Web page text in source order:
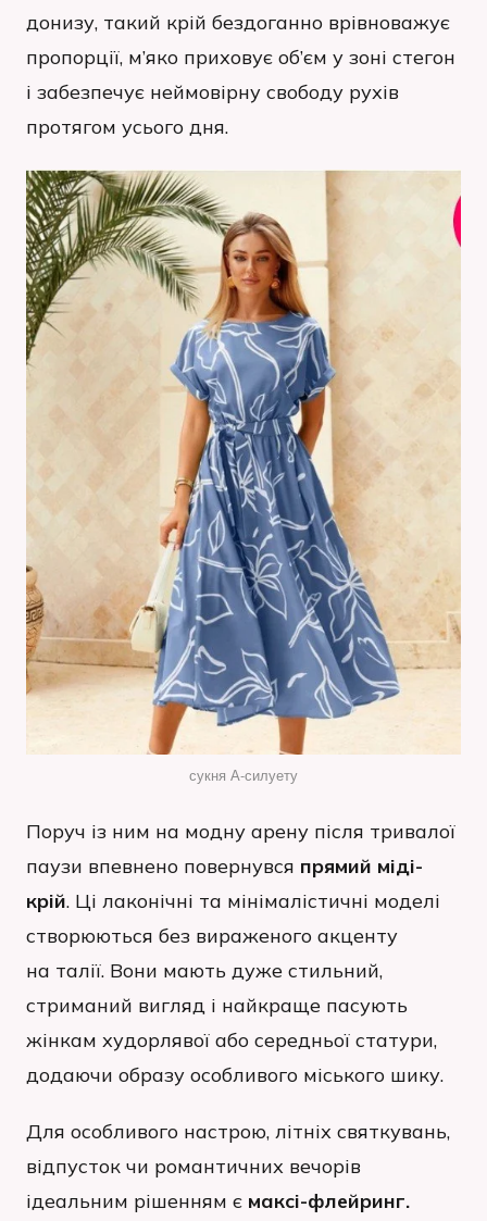
донизу, такий крій бездоганно врівноважує
пропорції, м’яко приховує об’єм у зоні стегон
і забезпечує неймовірну свободу рухів
протягом усього дня.
сукня А-силуету
Поруч із ним на модну арену після тривалої
паузи впевнено повернувся прямий міді-
крій. Ці лаконічні та мінімалістичні моделі
створюються без вираженого акценту
на талії. Вони мають дуже стильний,
стриманий вигляд і найкраще пасують
жінкам худорлявої або середньої статури,
додаючи образу особливого міського шику.
Для особливого настрою, літніх святкувань,
відпусток чи романтичних вечорів
ідеальним рішенням є максі-флейринг.